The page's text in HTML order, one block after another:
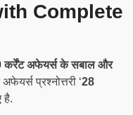
Complete
कर्रेंट अफेयर्स के सबाल और
प्रश्नोत्तरी ‘28
है.